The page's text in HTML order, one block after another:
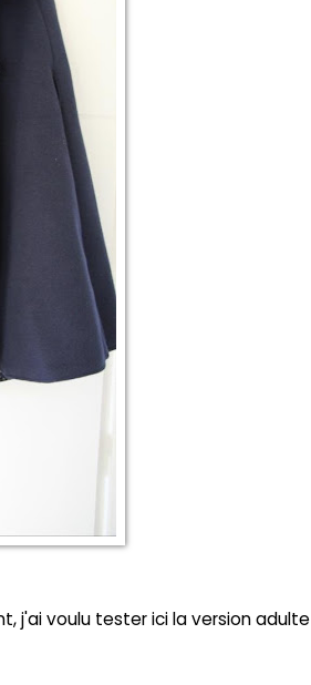
j'ai voulu tester ici la version adulte